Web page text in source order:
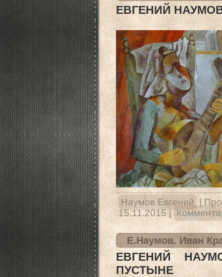
ЕВГЕНИЙ
Наумов Евгений |
15.11.2015 |
Е.Наумов. Иван
ЕВГЕНИЙ
ПУСТЫНЕ